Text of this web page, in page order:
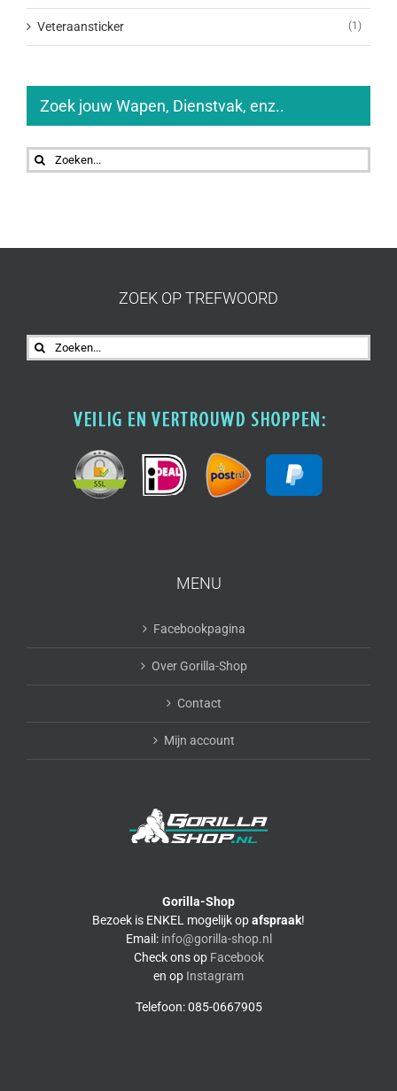
Veteraansticker (1)
Zoek jouw Wapen, Dienstvak, enz..
Zoeken
naar:
ZOEK OP TREFWOORD
Zoeken
naar:
MENU
Facebookpagina
Over Gorilla-Shop
Contact
Mijn account
Gorilla-Shop
Bezoek is ENKEL mogelijk opafspraak!
Email: info@gorilla-shop.nl
Check ons op Facebook
en op Instagram
Telefoon: 085-0667905